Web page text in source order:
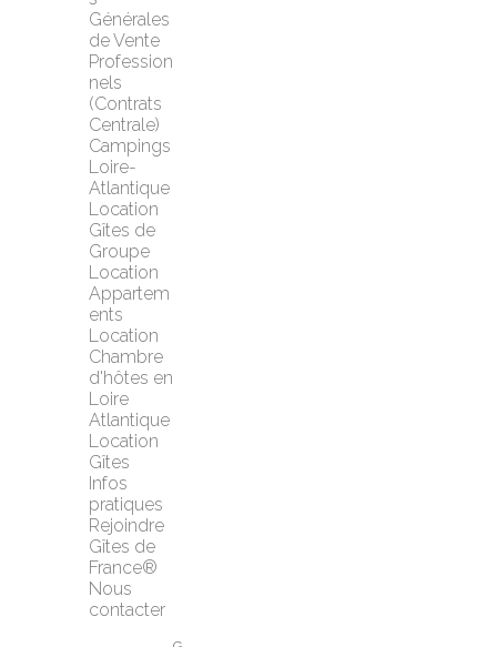
Générales
de Vente
Profession
nels
(Contrats
Centrale)
Campings
Loire-
Atlantique
Location
Gîtes de
Groupe
Location
Appartem
ents
Location
Chambre
d'hôtes en
Loire
Atlantique
Location
Gîtes
Infos
pratiques
Rejoindre
Gîtes de
France®
Nous
contacter